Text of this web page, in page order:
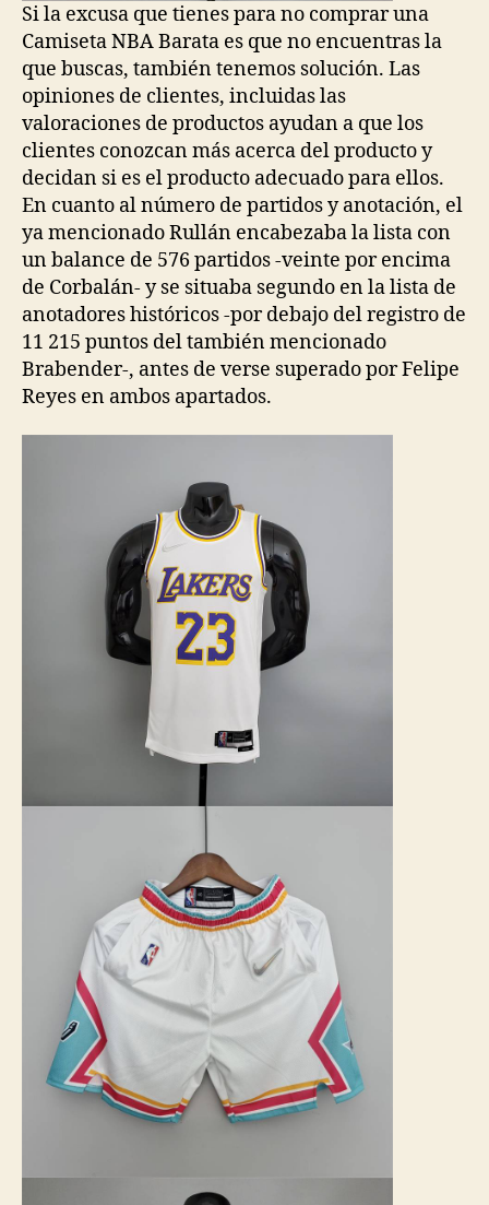
Si la excusa que tienes para no comprar una
Camiseta NBA Barata es que no encuentras la
que buscas, también tenemos solución. Las
opiniones de clientes, incluidas las
valoraciones de productos ayudan a que los
clientes conozcan más acerca del producto y
decidan si es el producto adecuado para ellos.
En cuanto al número de partidos y anotación, el
ya mencionado Rullán encabezaba la lista con
un balance de 576 partidos -veinte por encima
de Corbalán- y se situaba segundo en la lista de
anotadores históricos -por debajo del registro de
11 215 puntos del también mencionado
Brabender-, antes de verse superado por Felipe
Reyes en ambos apartados.